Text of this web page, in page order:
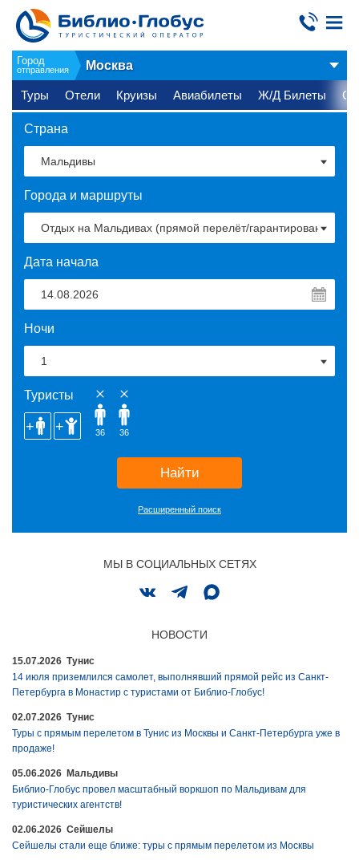
Город
отправления Москва
Туры Отели Круизы Авиабилеты Ж/Д Билеты
Страна
Города и маршруты
Дата начала
Ночи
Туристы
36 36
Найти
Расширенный поиск
МЫ В СОЦИАЛЬНЫХ СЕТЯХ
НОВОСТИ
15.07.2026 Тунис
14 июля приземлился самолет, выполнявший прямой рейс из Санкт-
Петербурга в Монастир с туристами от Библио-Глобус!
02.07.2026 Тунис
Туры с прямым перелетом в Тунис из Москвы и Санкт-Петербурга уже в
продаже!
05.06.2026 Мальдивы
Библио-Глобус провел масштабный воркшоп по Мальдивам для
туристических агентств!
02.06.2026 Сейшелы
Сейшелы стали еще ближе: туры с прямым перелетом из Москвы